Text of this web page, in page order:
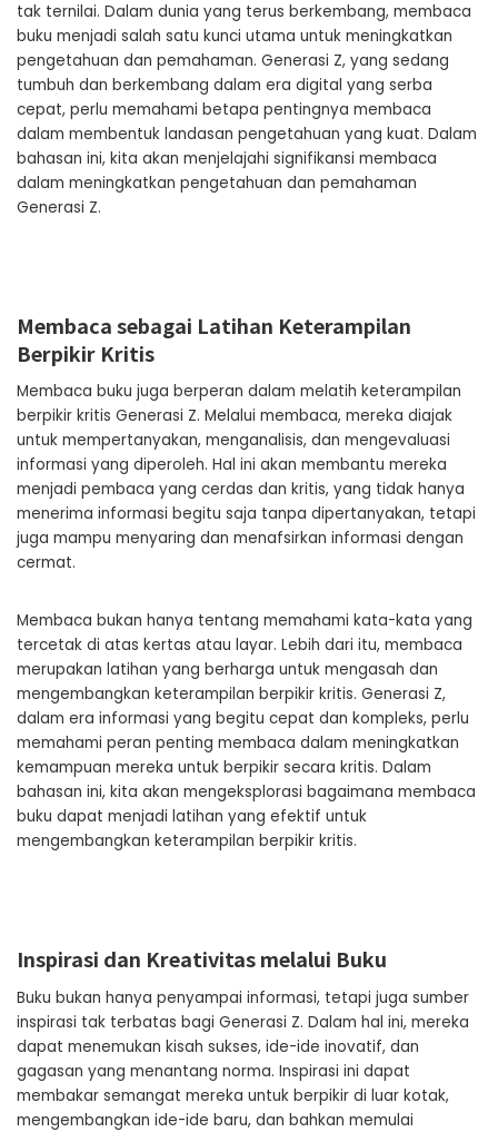
tak ternilai. Dalam dunia yang terus berkembang, membaca
buku menjadi salah satu kunci utama untuk meningkatkan
pengetahuan dan pemahaman. Generasi Z, yang sedang
tumbuh dan berkembang dalam era digital yang serba
cepat, perlu memahami betapa pentingnya membaca
dalam membentuk landasan pengetahuan yang kuat. Dalam
bahasan ini, kita akan menjelajahi signifikansi membaca
dalam meningkatkan pengetahuan dan pemahaman
Generasi Z.
Membaca sebagai Latihan Keterampilan
Berpikir Kritis
Membaca buku juga berperan dalam melatih keterampilan
berpikir kritis Generasi Z. Melalui membaca, mereka diajak
untuk mempertanyakan, menganalisis, dan mengevaluasi
informasi yang diperoleh. Hal ini akan membantu mereka
menjadi pembaca yang cerdas dan kritis, yang tidak hanya
menerima informasi begitu saja tanpa dipertanyakan, tetapi
juga mampu menyaring dan menafsirkan informasi dengan
cermat.
Membaca bukan hanya tentang memahami kata-kata yang
tercetak di atas kertas atau layar. Lebih dari itu, membaca
merupakan latihan yang berharga untuk mengasah dan
mengembangkan keterampilan berpikir kritis. Generasi Z,
dalam era informasi yang begitu cepat dan kompleks, perlu
memahami peran penting membaca dalam meningkatkan
kemampuan mereka untuk berpikir secara kritis. Dalam
bahasan ini, kita akan mengeksplorasi bagaimana membaca
buku dapat menjadi latihan yang efektif untuk
mengembangkan keterampilan berpikir kritis.
Inspirasi dan Kreativitas melalui Buku
Buku bukan hanya penyampai informasi, tetapi juga sumber
inspirasi tak terbatas bagi Generasi Z. Dalam hal ini, mereka
dapat menemukan kisah sukses, ide-ide inovatif, dan
gagasan yang menantang norma. Inspirasi ini dapat
membakar semangat mereka untuk berpikir di luar kotak,
mengembangkan ide-ide baru, dan bahkan memulai